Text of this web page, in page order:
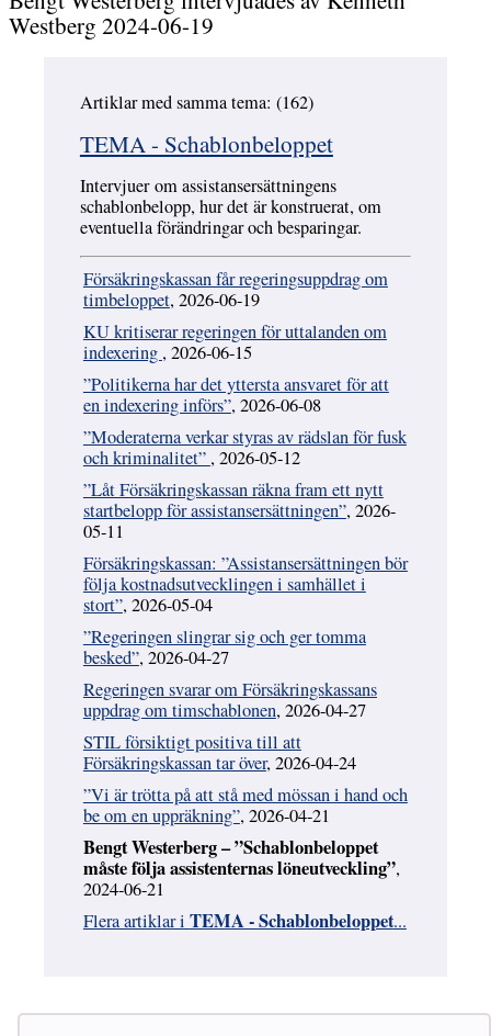
Westberg 2024-06-19
Artiklar med samma tema: (162)
TEMA - Schablonbeloppet
Intervjuer om assistansersättningens
schablonbelopp, hur det är konstruerat, om
eventuella förändringar och besparingar.
Försäkringskassan får regeringsuppdrag om
timbeloppet, 2026-06-19
KU kritiserar regeringen för uttalanden om
indexering , 2026-06-15
”Politikerna har det yttersta ansvaret för att
en indexering införs”, 2026-06-08
”Moderaterna verkar styras av rädslan för fusk
och kriminalitet” , 2026-05-12
”Låt Försäkringskassan räkna fram ett nytt
startbelopp för assistansersättningen”, 2026-
05-11
Försäkringskassan: ”Assistansersättningen bör
följa kostnadsutvecklingen i samhället i
stort”, 2026-05-04
”Regeringen slingrar sig och ger tomma
besked”, 2026-04-27
Regeringen svarar om Försäkringskassans
uppdrag om timschablonen, 2026-04-27
STIL försiktigt positiva till att
Försäkringskassan tar över, 2026-04-24
”Vi är trötta på att stå med mössan i hand och
be om en uppräkning”, 2026-04-21
Bengt Westerberg – ”Schablonbeloppet
måste följa assistenternas löneutveckling”,
2024-06-21
Flera artiklar i TEMA - Schablonbeloppet...